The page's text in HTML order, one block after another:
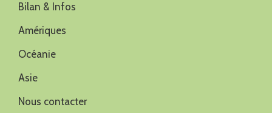
Bilan & Infos
Amériques
Océanie
Asie
Nous contacter